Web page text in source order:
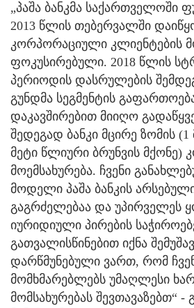
„პაშა ბანკმა საქართველოში
2013 წლის თებერვალში
კორპორაციული კლიენტების
ფოკუსირებული. 2018 წლის
პერიოდის დასრულების
გუნდმა სეგმენტის
დაკავშირებით მიიღო
შედეგად ბანკი მცირე ზომის
მეტი წლიური ბრუნვის მქონე)
მოემსახურება. ჩვენი
მოდელი პაშა ბანკის
გაგრძელებაა და უპირველეს
იურიდიული პირების
გათვალისწინებით იქნა
დარწმუნებული ვართ, რომ
მომხმარებლებს უმაღლესი
მომსახურებას შევთავაზებთ“ -